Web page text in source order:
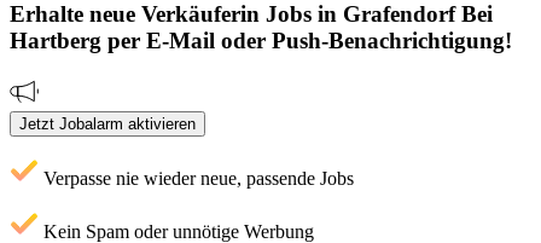
Erhalte neue Verkäuferin Jobs in Grafendorf Bei
Hartberg per E-Mail oder Push-Benachrichtigung!
Jetzt Jobalarm aktivieren
Verpasse nie wieder neue, passende Jobs
Kein Spam oder unnötige Werbung